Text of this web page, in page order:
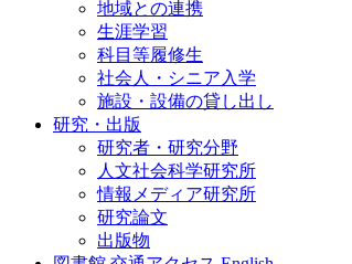
地域との連携
生涯学習
科目等履修生
社会人・シニア入学
施設・設備の貸し出し
研究・出版
研究者・研究分野
人文社会科学研究所
情報メディア研究所
研究論文
出版物